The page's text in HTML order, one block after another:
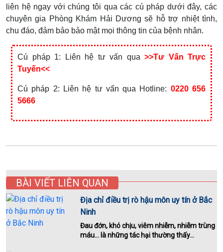
liên hệ ngay với chúng tôi qua các cú pháp dưới đây, các
chuyên gia Phòng Khám Hải Dương sẽ hỗ trợ nhiệt tình,
chu đáo, đảm bảo bảo mật mọi thông tin của bệnh nhân.
Cú pháp 1: Liên hệ tư vấn qua >>Tư Vấn Trực
Tuyến<<
Cú pháp 2: Liên hệ tư vấn qua Hotline: 0220 656
5666
BÀI VIẾT LIÊN QUAN
Địa chỉ điều trị rò hậu môn uy tín ở Bắc
Ninh
Đau đớn, khó chịu, viêm nhiễm, nhiễm trùng
máu... là những tác hại thường thấy...